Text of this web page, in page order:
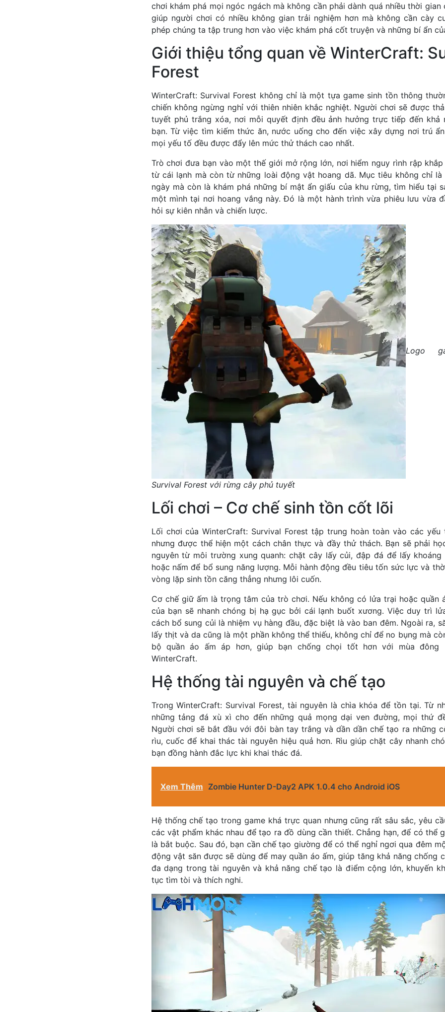
chơi khám phá mọi ngóc ngách mà không cần phải dành quá nhiều thời gian
giúp người chơi có nhiều không gian trải nghiệm hơn mà không cần cày
phép chúng ta tập trung hơn vào việc khám phá cốt truyện và những bí ẩn
Giới thiệu tổng quan về WinterCraft:
Forest
WinterCraft: Survival Forest không chỉ là một tựa game sinh tồn thông
chiến không ngừng nghỉ với thiên nhiên khắc nghiệt. Người chơi sẽ được
tuyết phủ trắng xóa, nơi mỗi quyết định đều ảnh hưởng trực tiếp đến khả
bạn. Từ việc tìm kiếm thức ăn, nước uống cho đến việc xây dựng nơi trú
mọi yếu tố đều được đẩy lên mức thử thách cao nhất.
Trò chơi đưa bạn vào một thế giới mở rộng lớn, nơi hiểm nguy rình rập
từ cái lạnh mà còn từ những loài động vật hoang dã. Mục tiêu không chỉ
ngày mà còn là khám phá những bí mật ẩn giấu của khu rừng, tìm hiểu tại
một mình tại nơi hoang vắng này. Đó là một hành trình vừa phiêu lưu vừa
hỏi sự kiên nhẫn và chiến lược.
Logo
Survival Forest với rừng cây phủ tuyết
Lối chơi – Cơ chế sinh tồn cốt lõi
Lối chơi của WinterCraft: Survival Forest tập trung hoàn toàn vào các
nhưng được thể hiện một cách chân thực và đầy thử thách. Bạn sẽ phải
nguyên từ môi trường xung quanh: chặt cây lấy củi, đập đá để lấy khoáng
hoặc nấm để bổ sung năng lượng. Mỗi hành động đều tiêu tốn sức lực và
vòng lặp sinh tồn căng thẳng nhưng lôi cuốn.
Cơ chế giữ ấm là trọng tâm của trò chơi. Nếu không có lửa trại hoặc quần
của bạn sẽ nhanh chóng bị hạ gục bởi cái lạnh buốt xương. Việc duy trì
cách bổ sung củi là nhiệm vụ hàng đầu, đặc biệt là vào ban đêm. Ngoài ra,
lấy thịt và da cũng là một phần không thể thiếu, không chỉ để no bụng mà
bộ quần áo ấm áp hơn, giúp bạn chống chọi tốt hơn với mùa đông
WinterCraft.
Hệ thống tài nguyên và chế tạo
Trong WinterCraft: Survival Forest, tài nguyên là chìa khóa để tồn tại. Từ
những tảng đá xù xì cho đến những quả mọng dại ven đường, mọi thứ
Người chơi sẽ bắt đầu với đôi bàn tay trắng và dần dần chế tạo ra những
rìu, cuốc để khai thác tài nguyên hiệu quả hơn. Rìu giúp chặt cây nhanh
bạn đồng hành đắc lực khi khai thác đá.
Xem Thêm Zombie Hunter D-Day2 APK 1.0.4 cho Android iOS
Hệ thống chế tạo trong game khá trực quan nhưng cũng rất sâu sắc, yêu
các vật phẩm khác nhau để tạo ra đồ dùng cần thiết. Chẳng hạn, để có thể
là bắt buộc. Sau đó, bạn cần chế tạo giường để có thể nghỉ ngơi qua đêm
động vật săn được sẽ dùng để may quần áo ấm, giúp tăng khả năng chống
đa dạng trong tài nguyên và khả năng chế tạo là điểm cộng lớn, khuyến
tục tìm tòi và thích nghi.